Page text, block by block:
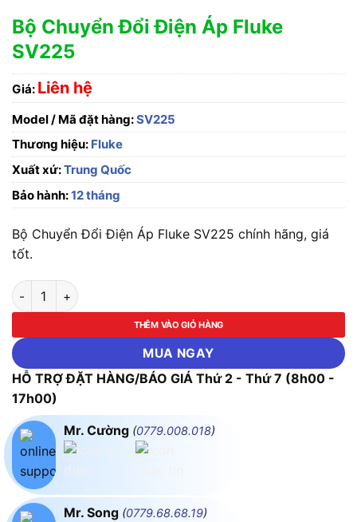
Bộ Chuyển Đổi Điện Áp Fluke
SV225
Giá: Liên hệ
Model / Mã đặt hàng:SV225
Thương hiệu: Fluke
Xuất xứ:Trung Quốc
Bảo hành:12 tháng
Bộ Chuyển Đổi Điện Áp Fluke SV225 chính hãng, giá
tốt.
Bộ Chuyển Đổi Điện Áp Fluke SV225 số lượng
THÊM VÀO GIỎ HÀNG
MUA NGAY
HỖ TRỢ ĐẶT HÀNG/BÁO GIÁ Thứ 2 - Thứ 7 (8h00 -
17h00)
Mr. Cường (0779.008.018)
Mr. Song (0779.68.68.19)